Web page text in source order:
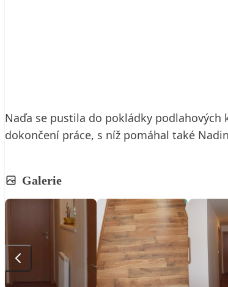
Naďa se pustila do pokládky
dokončení práce, s níž pomáhal také
Galerie